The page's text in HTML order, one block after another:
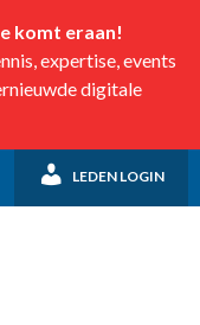
komt eraan!
expertise, events
digitale
LEDEN LOGIN